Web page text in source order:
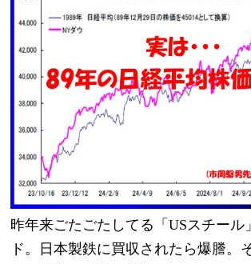
昨年来ごたごたしてる「USスチール
ド。日本製鉄に買収されたら爆謄。